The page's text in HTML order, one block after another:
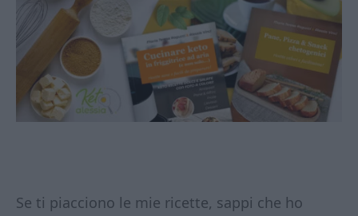
Se ti piacciono le mie ricette, sappi che ho